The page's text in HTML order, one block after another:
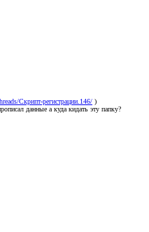
Скрипт-регистрации.146/ )
данные а куда кидать эту папку?